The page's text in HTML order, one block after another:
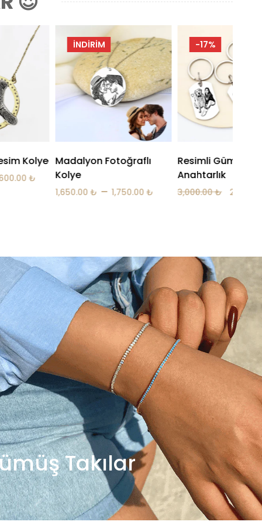
-17%
Resimli Gümüş
Anahtarlık
3,000.00₺ 2,500.00 ₺
-17%
Çift Madalyon
Anahtarlık
3,000.00₺
Takılar